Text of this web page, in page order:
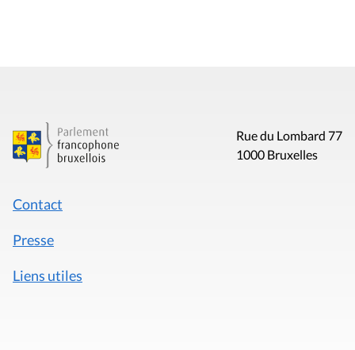
Rue du Lombard 77
1000 Bruxelles
Contact
Presse
Liens utiles